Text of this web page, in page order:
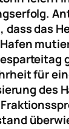
das
für
des